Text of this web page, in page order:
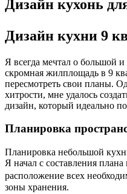
Дизайн кухонь
Дизайн кухни 9
Я всегда мечтал о большой
скромная жилплощадь в 9
пересмотреть свои планы.
хитрости, мне удалось
дизайн, который идеально
Планировка
Планировка небольшой
Я начал с составления
расположение всех
зоны хранения.